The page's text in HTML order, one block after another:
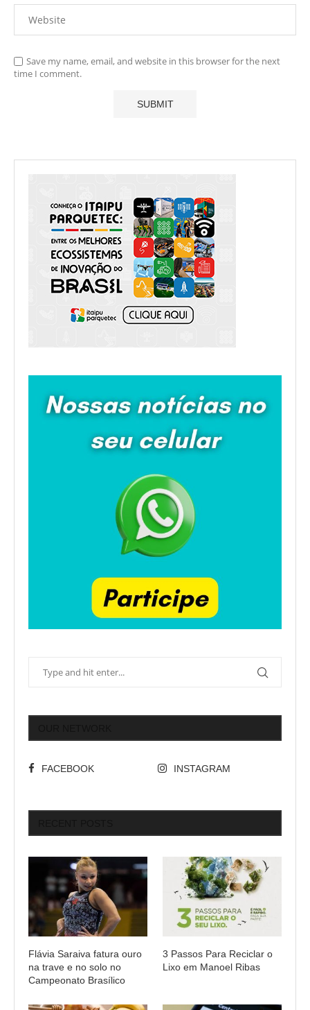
Save my name, email, and website in this browser for the next
time I comment.
FACEBOOK INSTAGRAM
Flávia Saraiva fatura ouro
na trave e no solo no
Campeonato Brasílico
3 Passos Para Reciclar o
Lixo em Manoel Ribas